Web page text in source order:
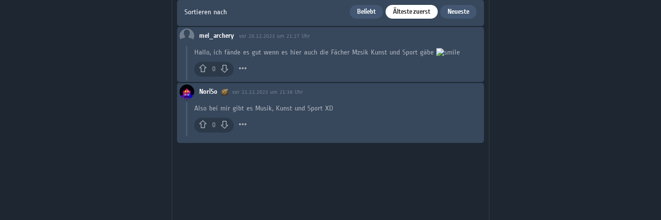
Sortieren nach Beliebt Älteste zuerst Neueste
mel_archery vor 20.12.2023 um 21:27 Uhr
Hallo, ich fände es gut wenn es hier auch die Fächer Mzsik Kunst und Sport gäbe
0
NoriSo vor 21.12.2023 um 21:36 Uhr
Also bei mir gibt es Musik, Kunst und Sport XD
0